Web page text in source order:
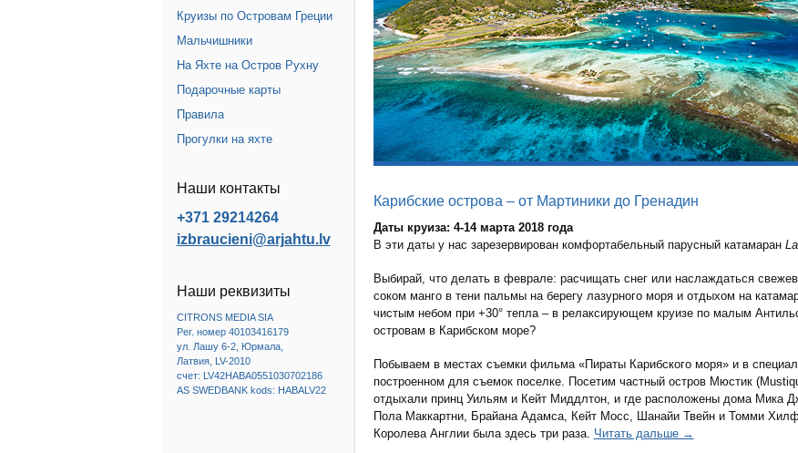
Карибские острова – от Мартиники до Гренадин
Даты круиза: 4-14 марта 2018 года
В эти даты у нас зарезервирован комфортабельный парусный катамаран
Выбирай, что делать в феврале: расчищать снег или наслаждаться
соком манго в тени пальмы на берегу лазурного моря и отдыхом на
чистым небом при +30° тепла – в релаксирующем круизе по малым
островам в Карибском море?
Побываем в местах съемки фильма «Пираты Карибского моря» и в
построенном для съемок поселке. Посетим частный остров Мюстик
отдыхали принц Уильям и Кейт Миддлтон, и где расположены дома Мика
Пола Маккартни, Брайана Адамса, Кейт Мосс, Шанайи Твейн и Томми
Королева Англии была здесь три раза. Читать дальше →
Круизы по Островам Греции
Мальчишники
На Яхте на Остров Рухну
Подарочные карты
Правила
Прогулки на яхте
Наши контакты
+371 29214264
izbraucieni@arjahtu.lv
Наши реквизиты
CITRONS MEDIA SIA
Рег. номер 40103416179
ул. Лашу 6-2, Юрмала,
Латвия, LV-2010
счет: LV42HABA0551030702186
AS SWEDBANK kods: HABALV22